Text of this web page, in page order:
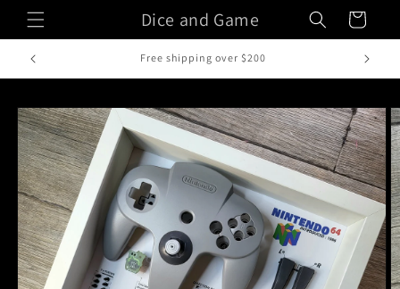
direttamente
ai contenuti
Dice and Game Carrello
Fatto a mano in Italia
Passa alle
informazioni
sul prodotto